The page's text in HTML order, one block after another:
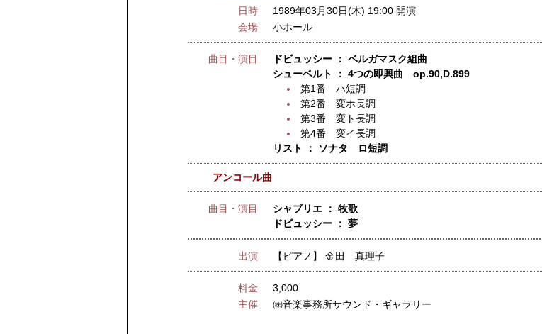
日時
1989年03月30日(木) 19:00 開演
会場
小ホール
曲目・演目
ドビュッシー ： ベルガマスク組曲
シューベルト ： 4つの即興曲 op.90,D.899
第1番 ハ短調
第2番 変ホ長調
第3番 変ト長調
第4番 変イ長調
リスト ： ソナタ ロ短調
アンコール曲
曲目・演目
シャブリエ ： 牧歌
ドビュッシー ： 夢
出演 【ピアノ】 金田 真理子
料金
3,000
主催
㈱音楽事務所サウンド・ギャラリー